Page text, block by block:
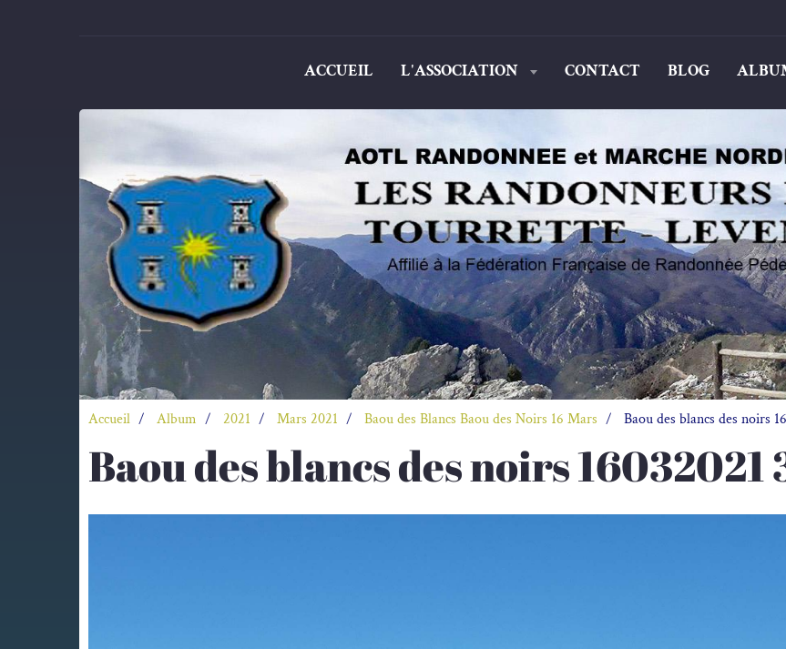
ACCUEIL L'ASSOCIATION CONTACT BLOG
Accueil Album 2021 Mars 2021 Baou des Blancs Baou des Noirs 16 Mars Baou des blancs des noirs
Baou des blancs des noirs 16032021